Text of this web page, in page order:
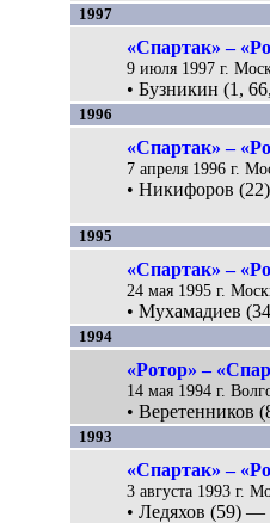
1997
«Спартак» –
9 июля 1997 г.
• Бузникин (1,
1996
«Спартак» –
7 апреля 1996 г.
• Никифоров
1995
«Спартак» –
24 мая 1995 г.
• Мухамадиев
1994
«Ротор» –
14 мая 1994 г.
• Веретенников
1993
«Спартак» –
3 августа 1993 г.
• Ледяхов (59) —